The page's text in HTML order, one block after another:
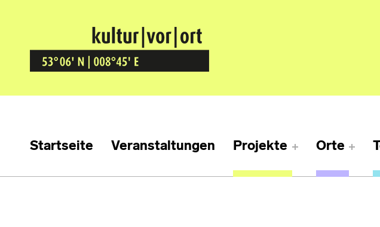
Kultur Vor Ort
BREMEN GRÖPELINGEN
Startseite Veranstaltungen Projekte Orte